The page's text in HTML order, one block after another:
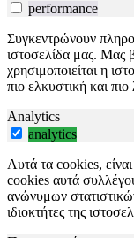
performance
Συγκεντρώνουν
ιστοσελίδα μας. Μας
χρησιμοποιείται η
πιο ελκυστική και πιο
Analytics
analytics
Αυτά τα cookies,
cookies αυτά
ανώνυμων
ιδιοκτήτες της